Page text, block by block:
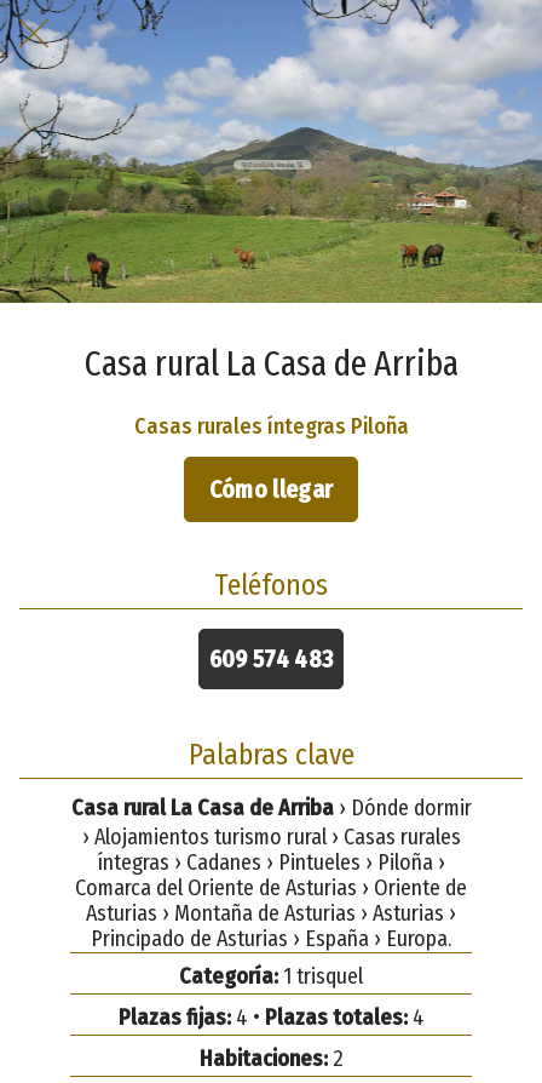
Casa rural La Casa de Arriba
Casas rurales íntegras Piloña
Cómo llegar
Teléfonos
609 574 483
Palabras clave
Casa rural La Casa de Arriba› Dónde dormir
› Alojamientos turismo rural › Casas rurales
íntegras › Cadanes › Pintueles › Piloña ›
Comarca del Oriente de Asturias › Oriente de
Asturias › Montaña de Asturias › Asturias ›
Principado de Asturias › España › Europa.
Categoría: 1 trisquel
Plazas fijas:4 • Plazas totales:4
Habitaciones:2